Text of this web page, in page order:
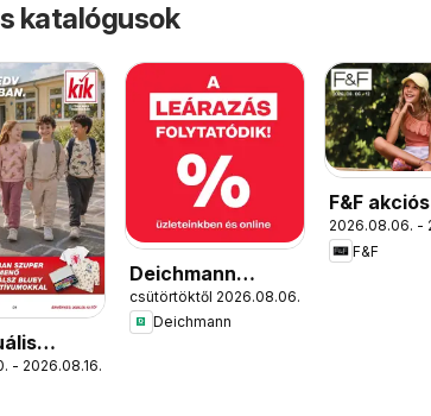
katalógusok
- 2026.08.16.
Deichmann
akciós újság
csütörtöktől 2026.08.06.
Deichmann
F&F
2026.08.06. -
F&F